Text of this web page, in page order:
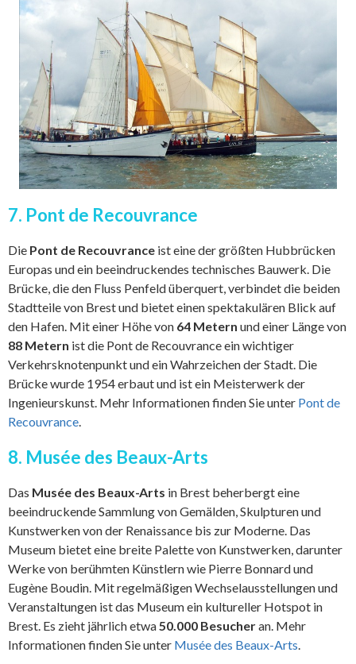
7. Pont de Recouvrance
Die Pont de Recouvrance ist eine der größten Hubbrücken
Europas und ein beeindruckendes technisches Bauwerk. Die
Brücke, die den Fluss Penfeld überquert, verbindet die beiden
Stadtteile von Brest und bietet einen spektakulären Blick auf
den Hafen. Mit einer Höhe von 64 Metern und einer Länge von
88 Metern ist die Pont de Recouvrance ein wichtiger
Verkehrsknotenpunkt und ein Wahrzeichen der Stadt. Die
Brücke wurde 1954 erbaut und ist ein Meisterwerk der
Ingenieurskunst. Mehr Informationen finden Sie unter Pont de
Recouvrance.
8. Musée des Beaux-Arts
Das Musée des Beaux-Arts in Brest beherbergt eine
beeindruckende Sammlung von Gemälden, Skulpturen und
Kunstwerken von der Renaissance bis zur Moderne. Das
Museum bietet eine breite Palette von Kunstwerken, darunter
Werke von berühmten Künstlern wie Pierre Bonnard und
Eugène Boudin. Mit regelmäßigen Wechselausstellungen und
Veranstaltungen ist das Museum ein kultureller Hotspot in
Brest. Es zieht jährlich etwa50.000 Besucheran. Mehr
Informationen finden Sie unter Musée des Beaux-Arts.